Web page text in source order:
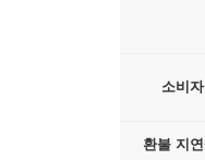
소비
환불 지